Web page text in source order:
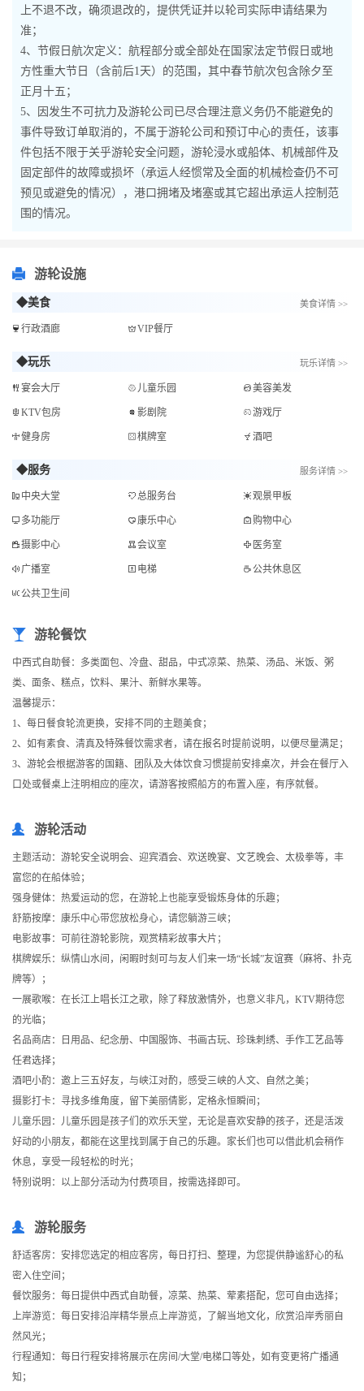
上不退不改，确须退改的，提供凭证并以轮司实际申请结果为
准；
4、节假日航次定义：航程部分或全部处在国家法定节假日或地
方性重大节日（含前后1天）的范围，其中春节航次包含除夕至
正月十五；
5、因发生不可抗力及游轮公司已尽合理注意义务仍不能避免的
事件导致订单取消的，不属于游轮公司和预订中心的责任，该事
件包括不限于关乎游轮安全问题，游轮浸水或船体、机械部件及
固定部件的故障或损坏（承运人经惯常及全面的机械检查仍不可
预见或避免的情况），港口拥堵及堵塞或其它超出承运人控制范
围的情况。
游轮设施
◆美食 美食详情 >>
行政酒廊 VIP餐厅
◆玩乐 玩乐详情 >>
宴会大厅 儿童乐园 美容美发
KTV包房 影剧院 游戏厅
健身房 棋牌室 酒吧
◆服务 服务详情 >>
中央大堂 总服务台 观景甲板
多功能厅 康乐中心 购物中心
摄影中心 会议室 医务室
广播室 电梯 公共休息区
公共卫生间
游轮餐饮
中西式自助餐：多类面包、冷盘、甜品，中式凉菜、热菜、汤品、米饭、粥
类、面条、糕点，饮料、果汁、新鲜水果等。
温馨提示：
1、每日餐食轮流更换，安排不同的主题美食；
2、如有素食、清真及特殊餐饮需求者，请在报名时提前说明，以便尽量满足；
3、游轮会根据游客的国籍、团队及大体饮食习惯提前安排桌次，并会在餐厅入
口处或餐桌上注明相应的座次，请游客按照船方的布置入座，有序就餐。
游轮活动
主题活动：游轮安全说明会、迎宾酒会、欢送晚宴、文艺晚会、太极拳等，丰
富您的在船体验；
强身健体：热爱运动的您，在游轮上也能享受锻炼身体的乐趣；
舒筋按摩：康乐中心带您放松身心，请您躺游三峡；
电影故事：可前往游轮影院，观赏精彩故事大片；
棋牌娱乐：纵情山水间，闲暇时刻可与友人们来一场“长城”友谊赛（麻将、扑克
牌等）；
一展歌喉：在长江上唱长江之歌，除了释放激情外，也意义非凡，KTV期待您
的光临；
名品商店：日用品、纪念册、中国服饰、书画古玩、珍珠刺绣、手作工艺品等
任君选择；
酒吧小酌：邀上三五好友，与峡江对酌，感受三峡的人文、自然之美；
摄影打卡：寻找多维角度，留下美丽倩影，定格永恒瞬间；
儿童乐园：儿童乐园是孩子们的欢乐天堂，无论是喜欢安静的孩子，还是活泼
好动的小朋友，都能在这里找到属于自己的乐趣。家长们也可以借此机会稍作
休息，享受一段轻松的时光；
特别说明：以上部分活动为付费项目，按需选择即可。
游轮服务
舒适客房：安排您选定的相应客房，每日打扫、整理，为您提供静谧舒心的私
密入住空间；
餐饮服务：每日提供中西式自助餐，凉菜、热菜、荤素搭配，您可自由选择；
上岸游览：每日安排沿岸精华景点上岸游览，了解当地文化，欣赏沿岸秀丽自
然风光；
行程通知：每日行程安排将展示在房间/大堂/电梯口等处，如有变更将广播通
知；